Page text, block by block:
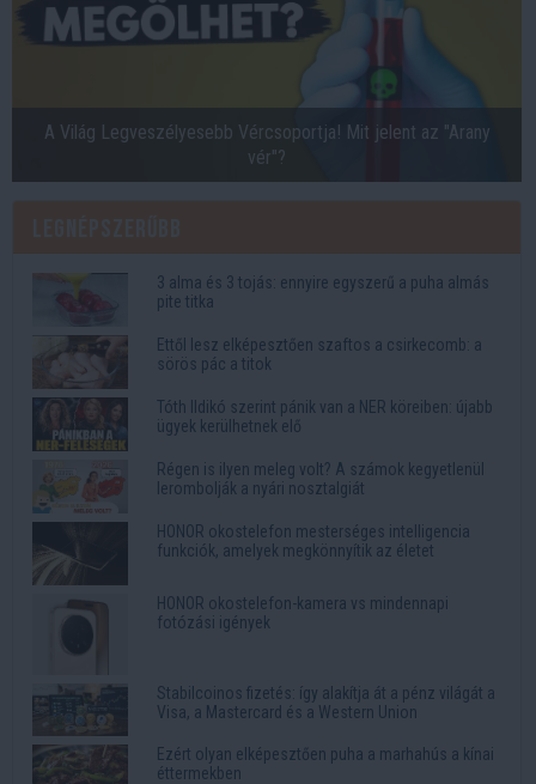
A Világ Legveszélyesebb Vércsoportja! Mit jelent az "Arany
vér"?
3 alma és 3 tojás: ennyire egyszerű a puha almás
pite titka
Ettől lesz elképesztően szaftos a csirkecomb: a
sörös pác a titok
Tóth Ildikó szerint pánik van a NER köreiben: újabb
ügyek kerülhetnek elő
Régen is ilyen meleg volt? A számok kegyetlenül
lerombolják a nyári nosztalgiát
HONOR okostelefon mesterséges intelligencia
funkciók, amelyek megkönnyítik az életet
HONOR okostelefon-kamera vs mindennapi
fotózási igények
Stabilcoinos fizetés: így alakítja át a pénz világát a
Visa, a Mastercard és a Western Union
Ezért olyan elképesztően puha a marhahús a kínai
éttermekben